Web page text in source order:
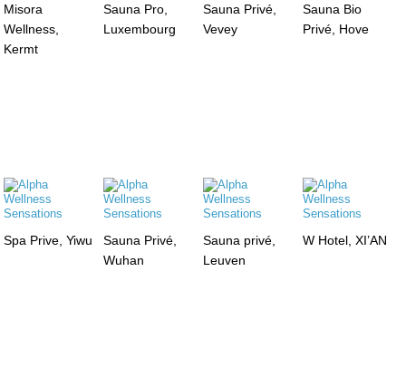
Misora
Wellness,
Kermt
Sauna Pro,
Luxembourg
Sauna Privé,
Vevey
Sauna Bio
Privé, Hove
Spa Prive, Yiwu
Sauna Privé,
Wuhan
Sauna privé,
Leuven
W Hotel, XI’AN